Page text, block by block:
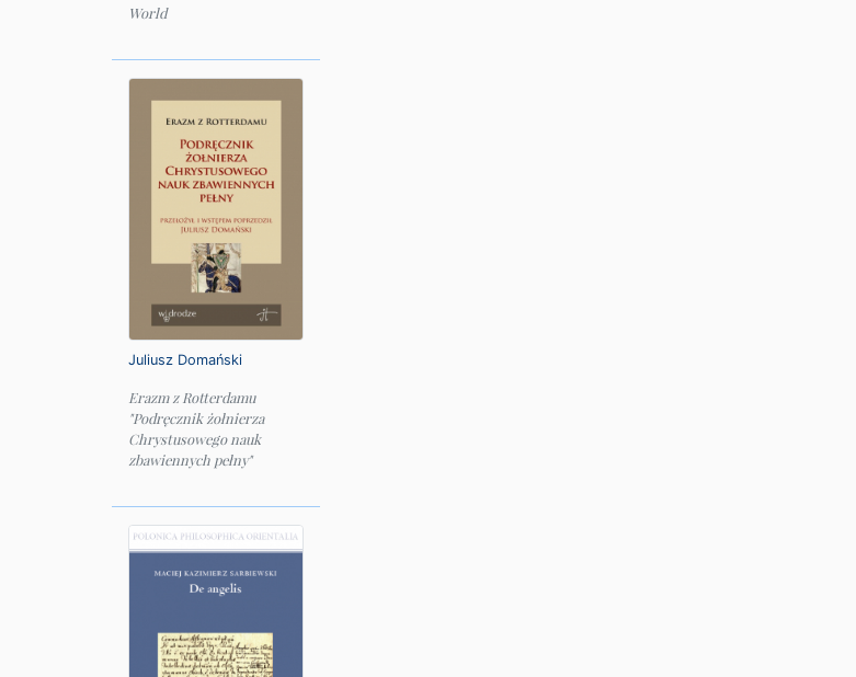
World
Juliusz Domański
Erazm z Rotterdamu
"Podręcznik żołnierza
Chrystusowego nauk
zbawiennych pełny"